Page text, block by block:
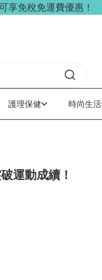
享免稅免運費優惠！
護理保健 時尚生活
運動成續！